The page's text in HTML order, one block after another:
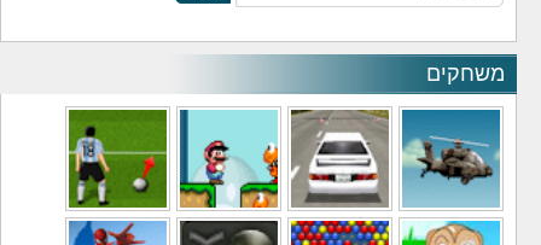
משחקים
משחקי מסוקים משחקי מכוניות משחקי סופר מריו משחקי כדורגל